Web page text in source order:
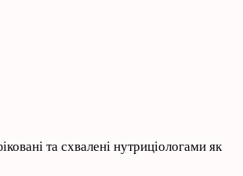
та схвалені нутриціологами як